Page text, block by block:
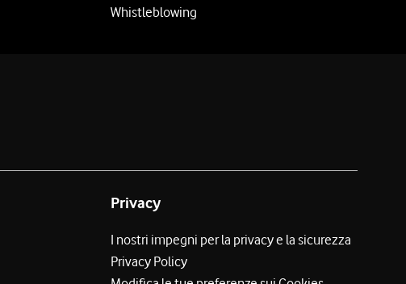
Whistleblowing
Privacy
I nostri impegni per la privacy e la sicurezza
Privacy Policy